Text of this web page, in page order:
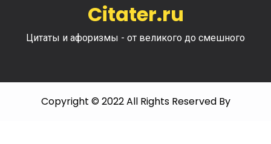
Citater.ru
Цитаты и афоризмы - от великого до смешного
Copyright © 2022 All Rights Reserved By